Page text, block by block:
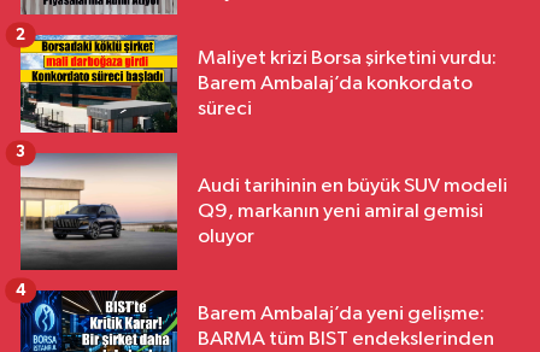
Maliyet krizi Borsa şirketini vurdu:
Barem Ambalaj’da konkordato
süreci
2
Audi tarihinin en büyük SUV modeli
Q9, markanın yeni amiral gemisi
oluyor
3
Barem Ambalaj’da yeni gelişme:
BARMA tüm BIST endekslerinden
4